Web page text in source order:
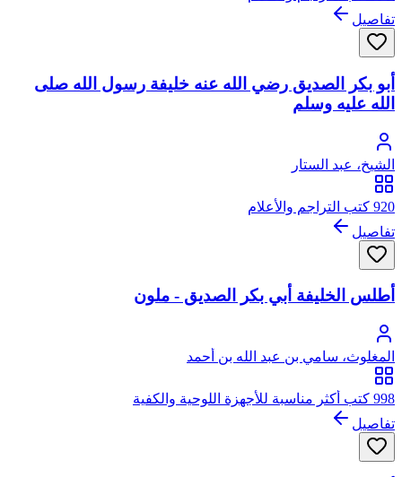
تفاصيل
أبو بكر الصديق رضي الله عنه خليفة رسول الله صلى
الله عليه وسلم
الشيخ، عبد الستار
920 كتب التراجم والأعلام
تفاصيل
أطلس الخليفة أبي بكر الصديق - ملون
المغلوث، سامي بن عبد الله بن أحمد
998 كتب أكثر مناسبة للأجهزة اللوحية والكفية
تفاصيل